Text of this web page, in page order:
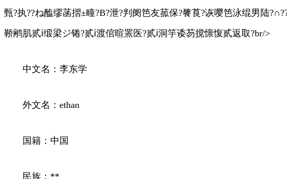
甄?执??ね醢缪菡摺±疃?В?泄?判阌笆友菰保?餮莨?诙嘤笆泳绲男陆
鞒鹇肌贰ⅰ缎梁ジ锩?贰ⅰ渡倌暄罴医?贰ⅰ洞竽诿芴搅懔愎贰返取?br/>
中文名：李东学
外文名：ethan
国籍：中国
民族：**